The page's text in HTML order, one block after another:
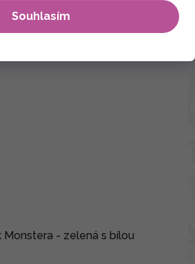
Souhlasím
Monstera - zelená s bílou